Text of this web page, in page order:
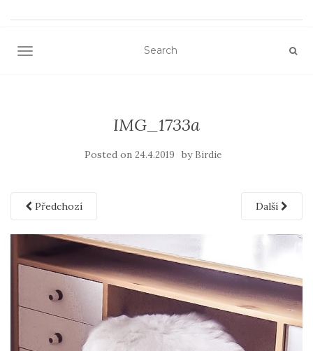
TOGGLE NAVIGATION
IMG_1733a
Posted on 24.4.2019 by Birdie
Předchozí Další